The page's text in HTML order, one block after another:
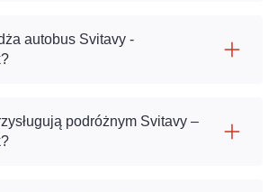
autobus Svitavy -
podróżnym Svitavy –